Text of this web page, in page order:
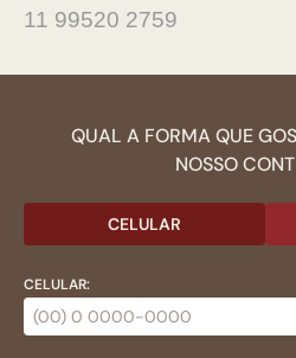
11 99520 2759
QUAL A FORMA QUE
NOSSO
CELULAR
CELULAR: